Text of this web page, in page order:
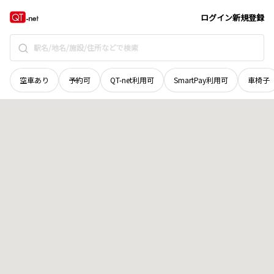
ログイン新規登録
空車あり 予約可 QT-net利用可 SmartPay利用可 車椅子
岡山県